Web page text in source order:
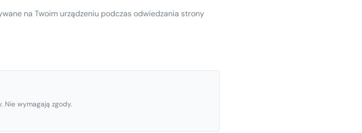
na Twoim urządzeniu podczas odwiedzania strony
Nie wymagają zgody.